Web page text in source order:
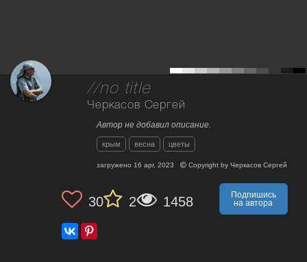
//no title
Черкасов Сергей
Автор не добавил описание.
крым весна цветы
загружено 16 apr, 2023 Copyright by Черкасов Сергей
30 2 1458
Подпишись
на автора